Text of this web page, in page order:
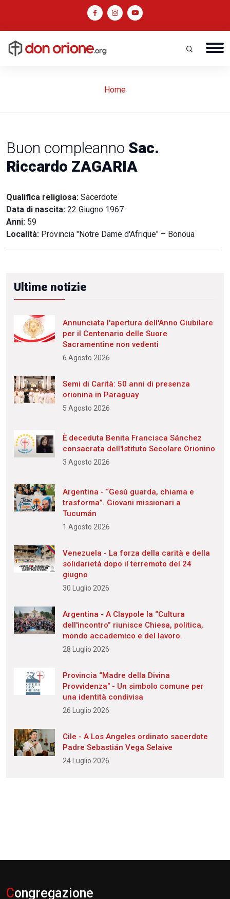
Home
Buon compleanno Sac.
Riccardo ZAGARIA
Qualifica religiosa: Sacerdote
Data di nascita: 22 Giugno 1967
Anni: 59
Località: Provincia "Notre Dame d'Afrique" – Bonoua
Ultime notizie
Annunciata l'apertura dell'Anno Giubilare
per il Centenario delle Suore
Sacramentine non vedenti
6 Agosto 2026
Semi di Carità: 50 anni di presenza
orionina in Paraguay
5 Agosto 2026
È deceduta Benita Francisca Sánchez
consacrata dell'Istituto Secolare Orionino
3 Agosto 2026
Argentina - “Gesù guarda, chiama e
trasforma”. Giovani missionari a
Tucumán
1 Agosto 2026
Venezuela - La forza della carità e della
solidarietà dopo il terremoto del 24
giugno
30 Luglio 2026
Argentina - A Claypole la “Cultura
dell'incontro” riunisce Chiesa, politica,
mondo accademico e del lavoro.
28 Luglio 2026
Provincia “Madre della Divina
Provvidenza" - Un simbolo comune per
una identità condivisa
26 Luglio 2026
Cile - A Los Angeles ordinato sacerdote
Padre Sebastián Vega Selaive
24 Luglio 2026
Congregazione